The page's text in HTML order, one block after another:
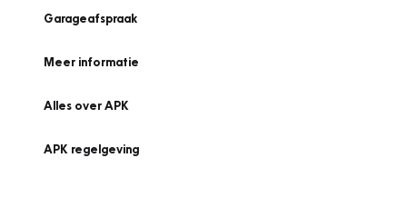
Garageafspraak
Meer informatie
Alles over APK
APK regelgeving